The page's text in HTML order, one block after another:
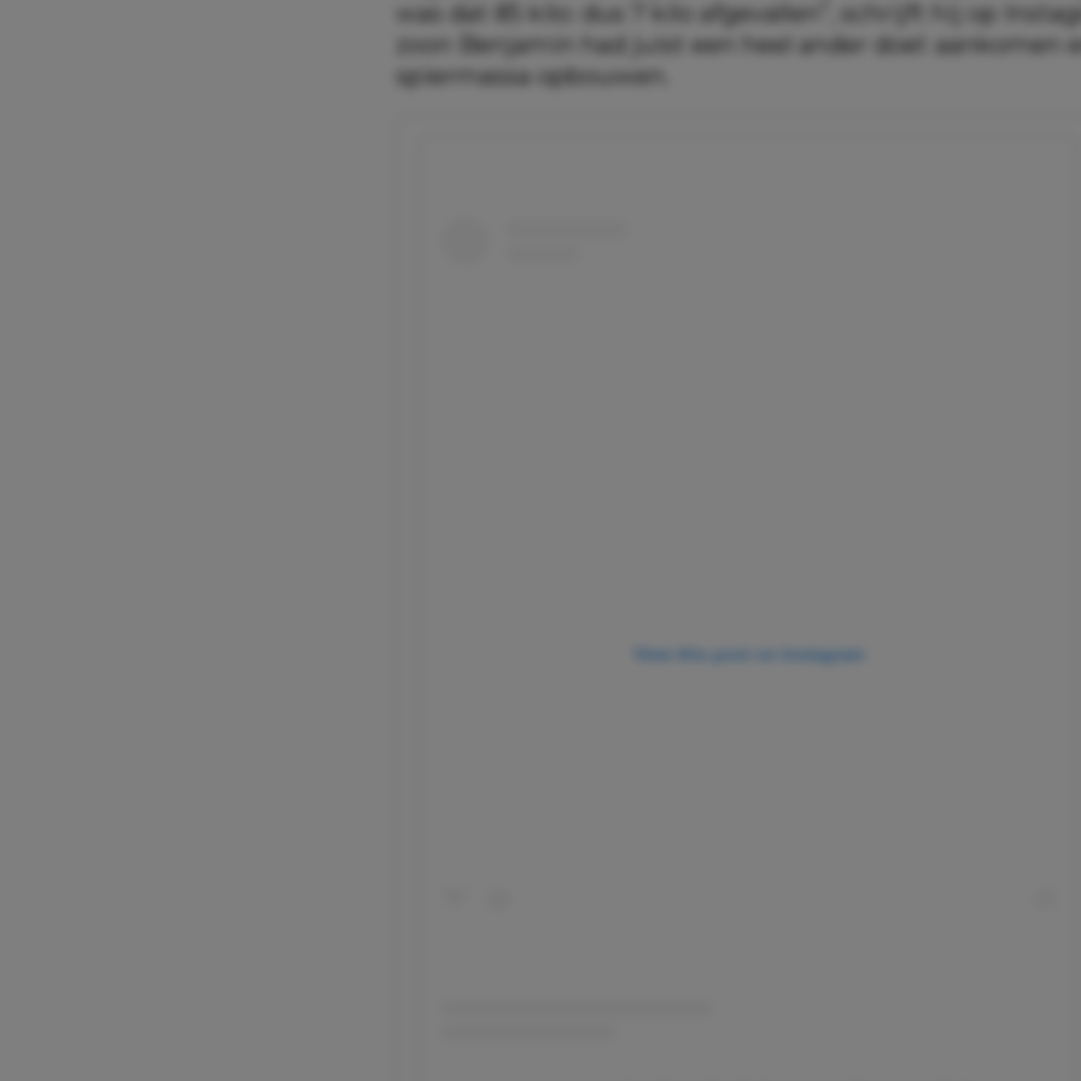
was dat 85 kilo: dus 7 kilo afgevallen”, schrijft hij op
zoon Benjamin had juist een heel ander doel: aankomen
spiermassa opbouwen.
View this post on Instagram